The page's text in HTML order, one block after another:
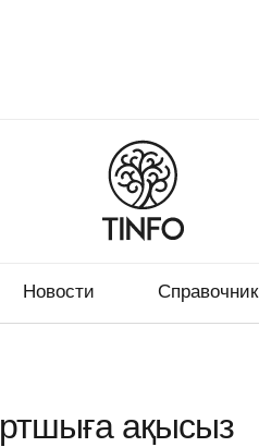
Новости Справочник
ақысыз